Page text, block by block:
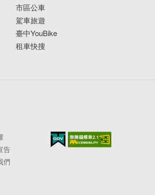
市區公車
駕車旅遊
臺中YouBike
租車快搜
告
們